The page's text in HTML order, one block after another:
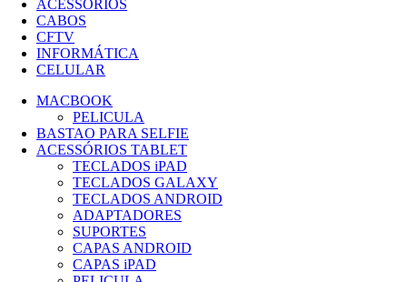
ACESSÓRIOS
CABOS
CFTV
INFORMÁTICA
CELULAR
MACBOOK
PELICULA
BASTAO PARA SELFIE
ACESSÓRIOS TABLET
TECLADOS iPAD
TECLADOS GALAXY
TECLADOS ANDROID
ADAPTADORES
SUPORTES
CAPAS ANDROID
CAPAS iPAD